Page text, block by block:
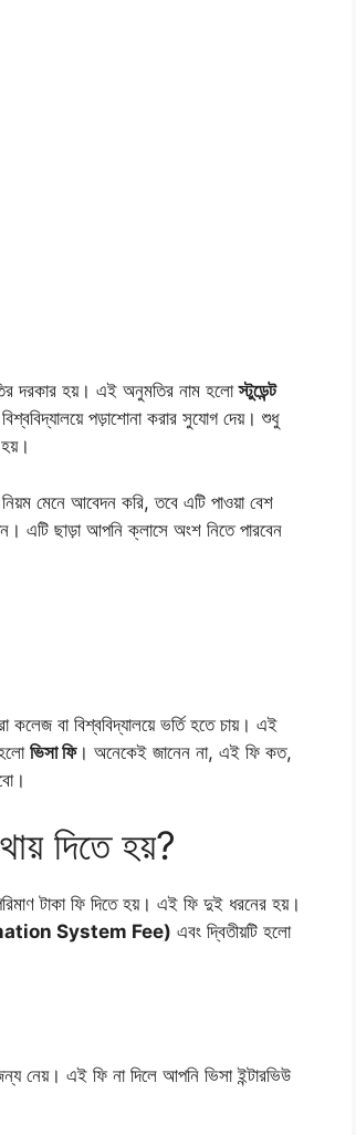
দরকার হয়। এই অনুমতির নাম হলোস্টুডেন্ট
পড়াশোনা করার সুযোগ দেয়। শুধু
মেনে আবেদন করি, তবে এটি পাওয়া বেশ
এটি ছাড়া আপনি ক্লাসে অংশ নিতে পারবেন
বা বিশ্ববিদ্যালয়ে ভর্তি হতে চায়। এই
ভিসা ফি। অনেকেই জানেন না, এই ফি কত,
দিতে হয়?
টাকা ফি দিতে হয়। এই ফি দুই ধরনের হয়।
System Fee) এবং দ্বিতীয়টি হলো
নেয়। এই ফি না দিলে আপনি ভিসা ইন্টারভিউ